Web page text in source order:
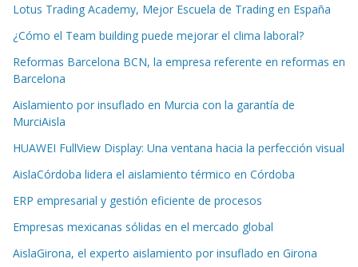
Lotus Trading Academy, Mejor Escuela de Trading en España
¿Cómo el Team building puede mejorar el clima laboral?
Reformas Barcelona BCN, la empresa referente en reformas en
Barcelona
Aislamiento por insuflado en Murcia con la garantía de
MurciAisla
HUAWEI FullView Display: Una ventana hacia la perfección visual
AislaCórdoba lidera el aislamiento térmico en Córdoba
ERP empresarial y gestión eficiente de procesos
Empresas mexicanas sólidas en el mercado global
AislaGirona, el experto aislamiento por insuflado en Girona